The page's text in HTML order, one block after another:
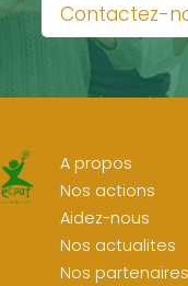
Contactez-
A propos
Nos actions
Aidez-nous
Nos actualites
Nos partenaires